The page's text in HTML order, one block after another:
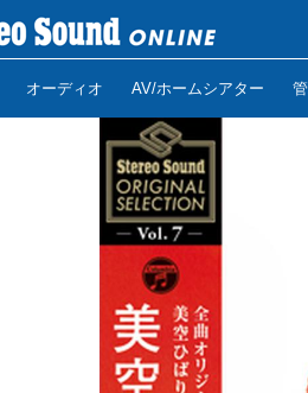
オーディオ AV/ホームシアター